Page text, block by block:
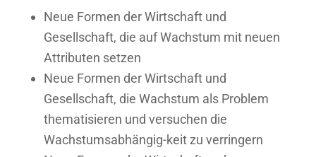
Neue Formen der Wirtschaft und
Gesellschaft, die auf Wachstum mit neuen
Attributen setzen
Neue Formen der Wirtschaft und
Gesellschaft, die Wachstum als Problem
thematisieren und versuchen die
Wachstumsabhängig-keit zu verringern